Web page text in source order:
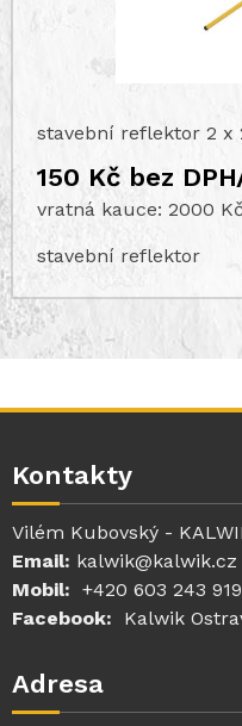
stavební reflektor 2 x
150 Kč bez
vratná kauce: 2000 Kč
stavební reflektor
Kontakty
Vilém Kubovský -
Email: kalwik@kalwik.cz
Mobil: +420 603 243 919
Facebook:
Kalwik
Adresa